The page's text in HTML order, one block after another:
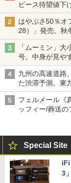
ピース待望値下
はやぶさ50％オ
28）」発売。秋
「ムーミン」
号。中身が見や
九州の高速道路
た渋滞予測。東
フェルメール《
ッフィー/葬送
Special Site
iFi
3